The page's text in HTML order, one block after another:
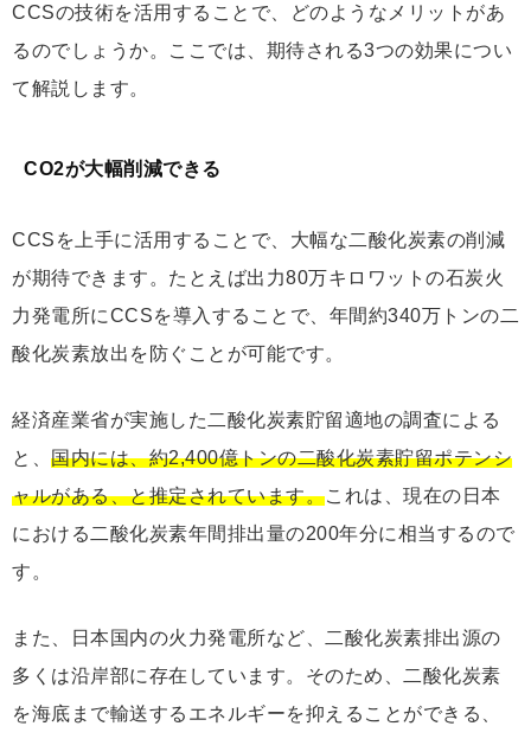
CCSの技術を活用することで、どのようなメリットがあ
るのでしょうか。ここでは、期待される3つの効果につい
て解説します。
CO2が大幅削減できる
CCSを上手に活用することで、大幅な二酸化炭素の削減
が期待できます。たとえば出力80万キロワットの石炭火
力発電所にCCSを導入することで、年間約340万トンの二
酸化炭素放出を防ぐことが可能です。
経済産業省が実施した二酸化炭素貯留適地の調査による
と、 国内には、約2,400億トンの二酸化炭素貯留ポテンシ
ャルがある、と推定されています。これは、現在の日本
における二酸化炭素年間排出量の200年分に相当するので
す。
また、日本国内の火力発電所など、二酸化炭素排出源の
多くは沿岸部に存在しています。そのため、二酸化炭素
を海底まで輸送するエネルギーを抑えることができる、